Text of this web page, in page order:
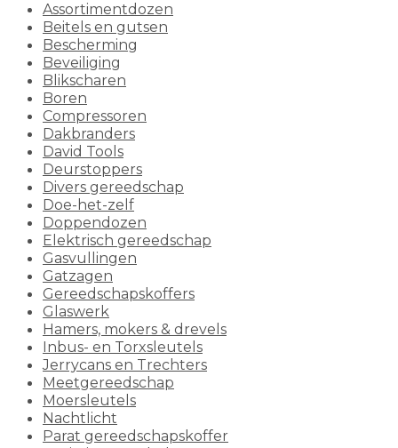
Assortimentdozen
Beitels en gutsen
Bescherming
Beveiliging
Blikscharen
Boren
Compressoren
Dakbranders
David Tools
Deurstoppers
Divers gereedschap
Doe-het-zelf
Doppendozen
Elektrisch gereedschap
Gasvullingen
Gatzagen
Gereedschapskoffers
Glaswerk
Hamers, mokers & drevels
Inbus- en Torxsleutels
Jerrycans en Trechters
Meetgereedschap
Moersleutels
Nachtlicht
Parat gereedschapskoffer